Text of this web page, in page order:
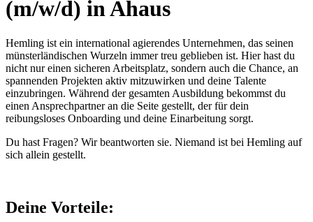
(m/w/d) in Ahaus
Hemling ist ein international agierendes Unternehmen, das seinen
münsterländischen Wurzeln immer treu geblieben ist. Hier hast du
nicht nur einen sicheren Arbeitsplatz, sondern auch die Chance, an
spannenden Projekten aktiv mitzuwirken und deine Talente
einzubringen. Während der gesamten Ausbildung bekommst du
einen Ansprechpartner an die Seite gestellt, der für dein
reibungsloses Onboarding und deine Einarbeitung sorgt.
Du hast Fragen? Wir beantworten sie. Niemand ist bei Hemling auf
sich allein gestellt.
Deine Vorteile: